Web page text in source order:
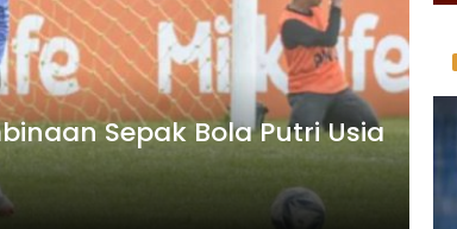
Sepak Bola Putri Usia